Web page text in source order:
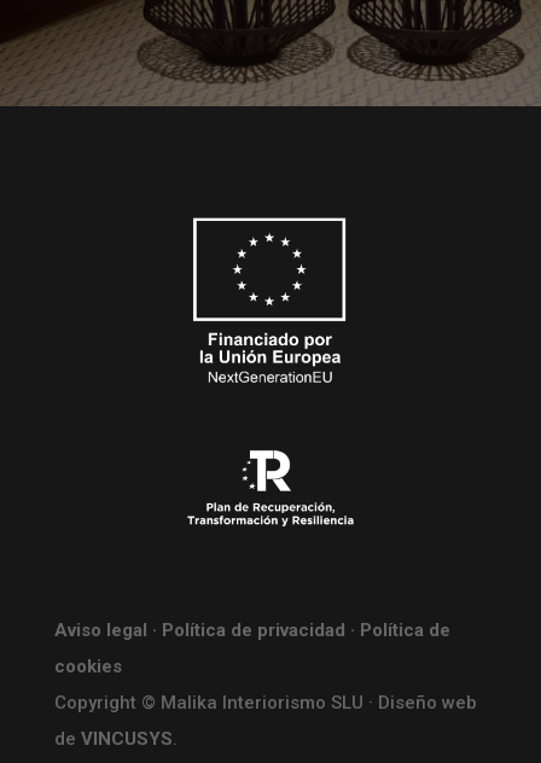
Aviso legal · Política de privacidad · Política de
cookies
Copyright © Malika Interiorismo SLU · Diseño web
de VINCUSYS.